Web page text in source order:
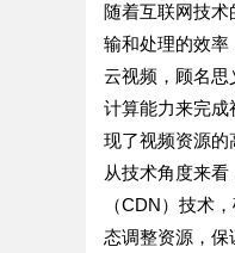
随着互联网技
输和处理的效率
云视频，顾名思
计算能力来完
现了视频资源的
从技术角度来
（CDN）技术
态调整资源，